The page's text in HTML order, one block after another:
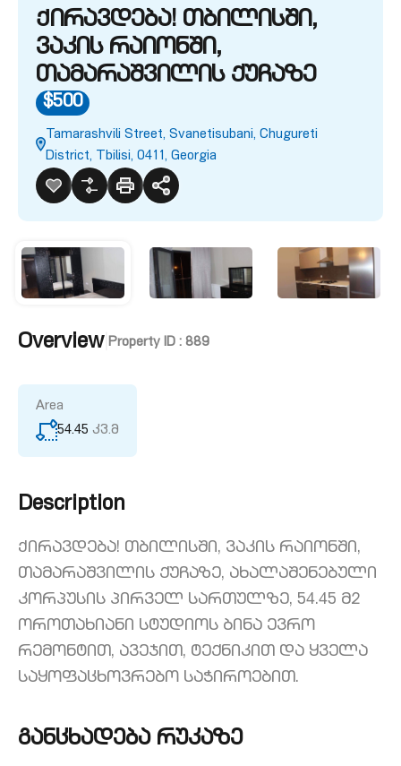
Ქირავდება! თბილისში,
ვაკის რაიონში,
თამარაშვილის ქუჩაზე
$500
Tamarashvili Street, Svanetisubani, Chugureti
District, Tbilisi, 0411, Georgia
Overview| Property ID : 889
Area
54.45 კვ.მ
Description
Ქირავდება! თბილისში, ვაკის რაიონში,
თამარაშვილის ქუჩაზე, ახალაშენებული
კორპუსის პირველ სართულზე, 54.45 მ2
ოროთახიანი სტუდიოს ბინა ევრო
რემონტით, ავეჯით, ტექნიკით და ყველა
საყოფაცხოვრებო საჭიროებით.
განცხადება რუკაზე